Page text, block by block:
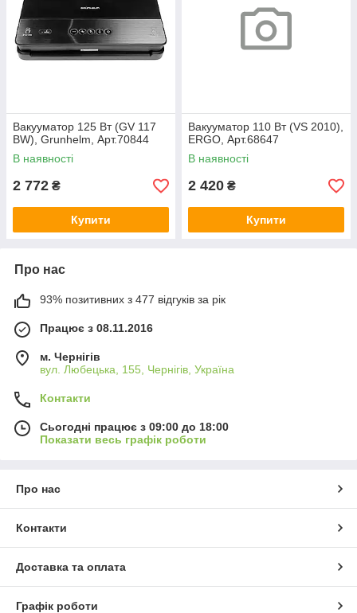
Вакууматор 125 Вт (GV 117
BW), Grunhelm, Арт.70844
В наявності
2 772 ₴
Купити
Вакууматор 110 Вт (VS 2010),
ERGO, Арт.68647
В наявності
2 420 ₴
Купити
Про нас
93% позитивних з 477 відгуків за рік
Працює з 08.11.2016
м. Чернігів
вул. Любецька, 155, Чернігів, Україна
Контакти
Сьогодні працює з 09:00 до 18:00
Показати весь графік роботи
Про нас
Контакти
Доставка та оплата
Графік роботи